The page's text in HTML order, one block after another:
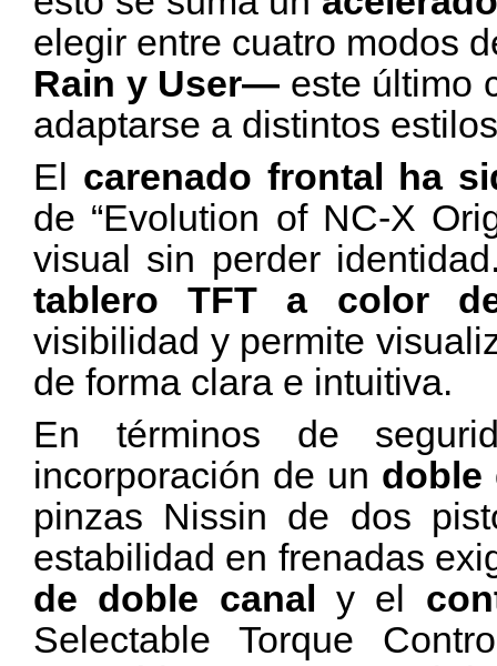
elegir entre cuatro modos
Rain y User— este último
adaptarse a distintos
El carenado frontal ha
de “Evolution of NC-X
visual sin perder
tablero TFT a color
visibilidad y permite
de forma clara e intuitiva.
En términos de
incorporación de un doble
pinzas Nissin de dos
estabilidad en frenadas
de doble canal
y el
Selectable Torque